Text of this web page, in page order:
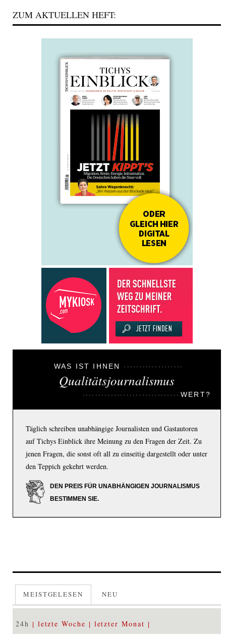
ZUM AKTUELLEN HEFT:
WAS IST IHNEN
Qualitätsjournalismus
WERT?
Täglich schreiben unabhängige Journalisten und Gastautoren
auf Tichys Einblick ihre Meinung zu den Fragen der Zeit. Zu
jenen Fragen, die sonst oft all zu einseitig dargestellt oder unter
den Teppich gekehrt werden.
DEN PREIS FÜR UNABHÄNGIGEN JOURNALISMUS
BESTIMMEN SIE.
MEISTGELESEN NEU
24h letzte Woche letzter Monat